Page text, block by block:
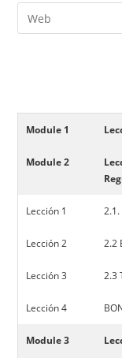
Module 1
Module 2
Lección 1
Lección 2 2.2
Lección 3 2.3
Lección 4
Module 3